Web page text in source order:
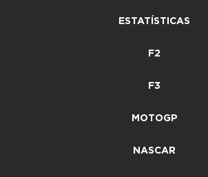
ESTATÍSTICAS
F2
F3
MOTOGP
NASCAR